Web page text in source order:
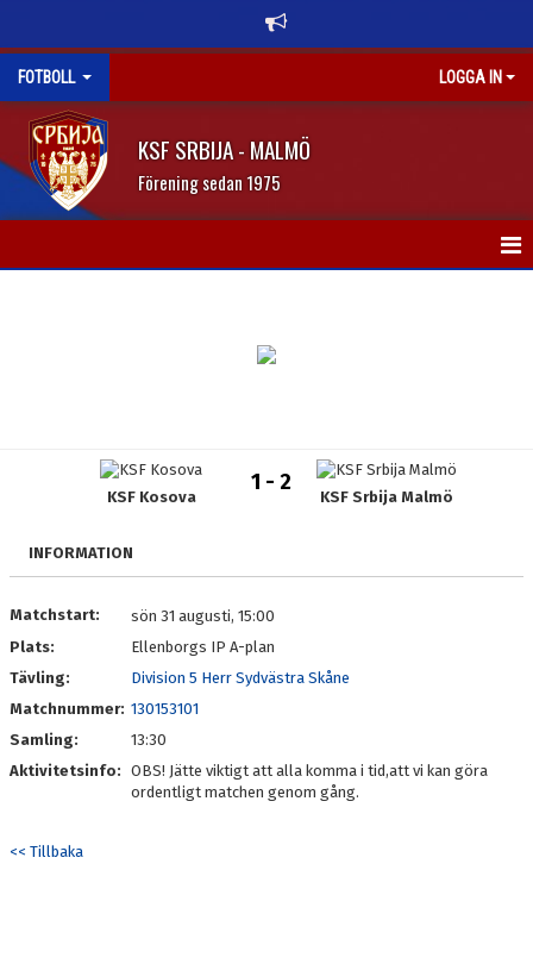
FOTBOLL LOGGA IN
KSF SRBIJA - MALMÖ
Förening sedan 1975
KONTAKT
KSF Kosova
1 - 2
KSF Srbija Malmö
INFORMATION
Matchstart:
sön 31 augusti, 15:00
Plats:
Ellenborgs IP A-plan
Tävling:
Division 5 Herr Sydvästra Skåne
Matchnummer: 130153101
Samling:
13:30
Aktivitetsinfo: OBS! Jätte viktigt att alla komma i tid,att vi kan göra
ordentligt matchen genom gång.
<< Tillbaka